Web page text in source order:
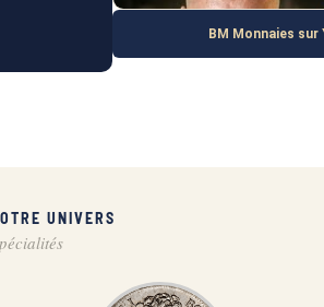
BM Monnaies
UNIVERS